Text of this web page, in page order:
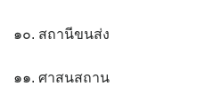
กรีนฮิลล์รีสอร์ท
๑๐. สถานีขนส่ง
๑๑. ศาสนสถาน